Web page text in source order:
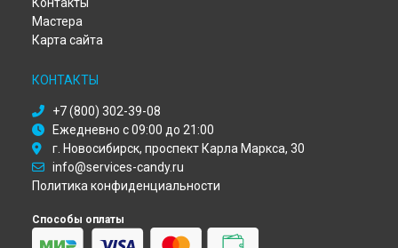
Ремонт стиральной машины CTF 1006 Candy в
Ремонт стиральной машины CTF 1006 Candy в
Ремонт стиральной машины CTF 1006 Candy в
Ремонт стиральной машины CTF 1006 Candy в
Ремонт стиральной машины CTF 1006 Candy в
Ремонт стиральной машины CTF 1006 Candy вНабережных
Челнах
Ремонт стиральной машины CTF 1006 Candy в
Мастера
Карта сайта
КОНТАКТЫ
+7 (800) 302-39-08
Ежедневно с 09:00 до 21:00
г. Новосибирск, проспект Карла Маркса, 30
info@services-candy.ru
Политика конфиденциальности
Способы оплаты